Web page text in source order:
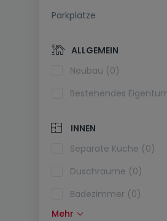
Parkplätze
ALLGEMEIN
Neubau (0)
Bestehendes
INNEN
Separate Küche (0)
Duschräume (0)
Badezimmer (0)
Einbauküche (0)
Mehr